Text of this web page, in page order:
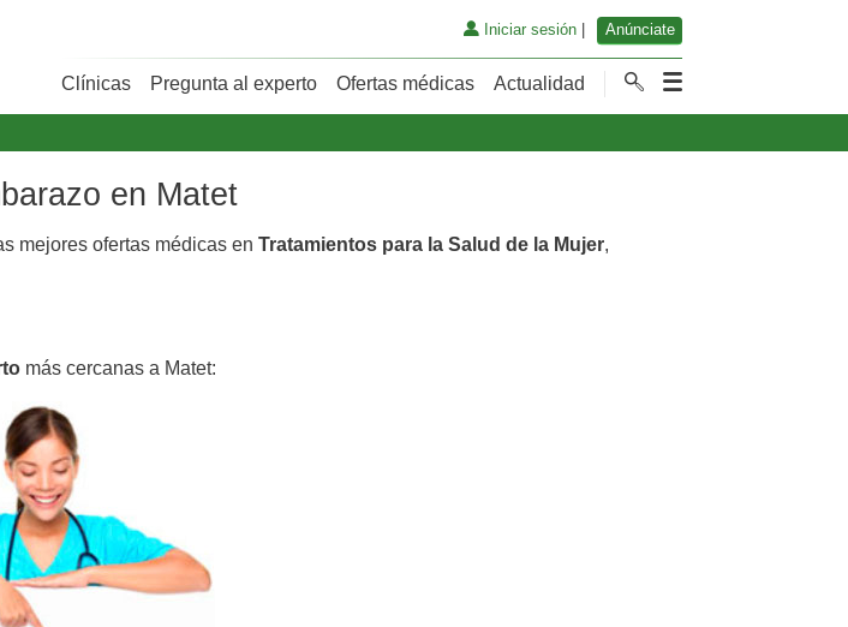
Iniciar sesión| Anúnciate
Clínicas Pregunta al experto Ofertas médicas Actualidad
en Matet
mejores ofertas médicas en Tratamientos para la Salud de la Mujer,
más cercanas a Matet: